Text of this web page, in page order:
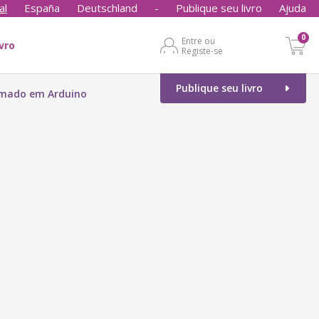
España Deutschland - Publique seu livro Ajuda
Entre ou
Registe-se
0
Publique seu livro
em Arduino